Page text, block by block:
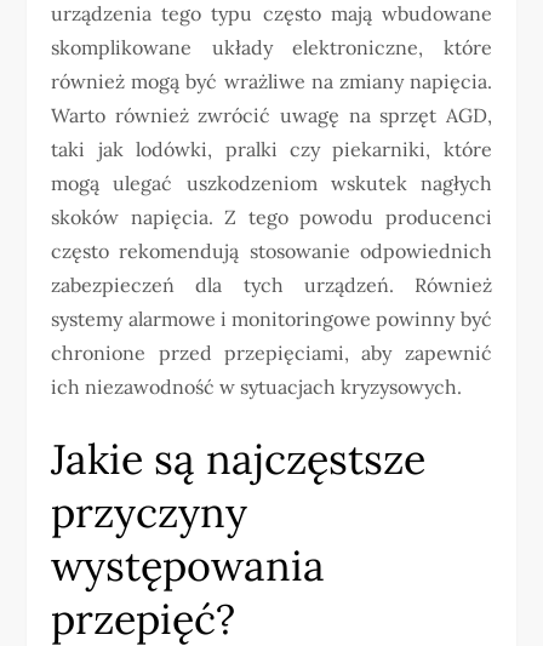
urządzenia tego typu często mają wbudowane
skomplikowane układy elektroniczne, które
również mogą być wrażliwe na zmiany napięcia.
Warto również zwrócić uwagę na sprzęt AGD,
taki jak lodówki, pralki czy piekarniki, które
mogą ulegać uszkodzeniom wskutek nagłych
skoków napięcia. Z tego powodu producenci
często rekomendują stosowanie odpowiednich
zabezpieczeń dla tych urządzeń. Również
systemy alarmowe i monitoringowe powinny być
chronione przed przepięciami, aby zapewnić
ich niezawodność w sytuacjach kryzysowych.
Jakie są najczęstsze
przyczyny
występowania
przepięć?